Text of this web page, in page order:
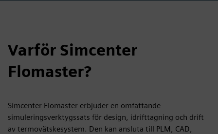
Varför Simcenter
Flomaster?
Simcenter Flomaster erbjuder en omfattande
simuleringsverktygssats för design, idrifttagning och drift
av termovätskesystem. Den kan ansluta till PLM, CAD,